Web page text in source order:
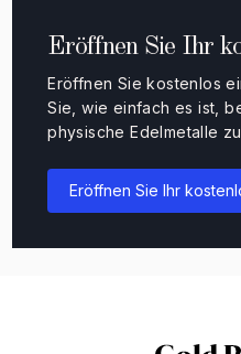
Eröffnen Sie Ihr
Eröffnen Sie kostenlos
Sie, wie einfach es ist,
physische Edelmetalle
Eröffnen Sie Ihr